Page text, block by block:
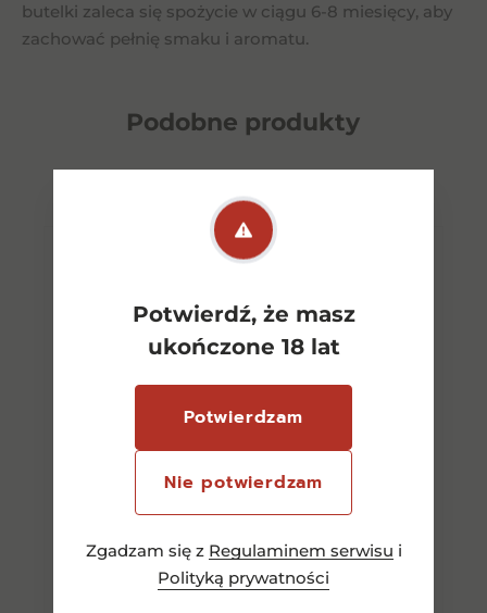
Potwierdź, że masz
ukończone 18 lat
Potwierdzam
Nie potwierdzam
Zgadzam się z Regulaminem serwisu i
Polityką prywatności
butelki zaleca się spożycie w ciągu 6-8 miesięcy, aby
zachować pełnię smaku i aromatu.
Podobne produkty